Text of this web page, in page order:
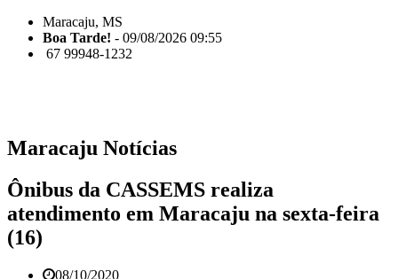
Maracaju, MS
Boa Tarde! - 09/08/2026 09:55
67 99948-1232
Maracaju Notícias
Ônibus da CASSEMS realiza
atendimento em Maracaju na sexta-feira
(16)
08/10/2020